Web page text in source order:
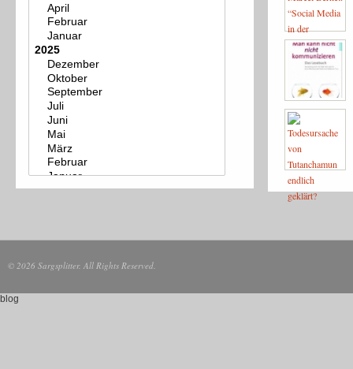
© 2026 Sargsplitter. All Rights Reserved.
blog